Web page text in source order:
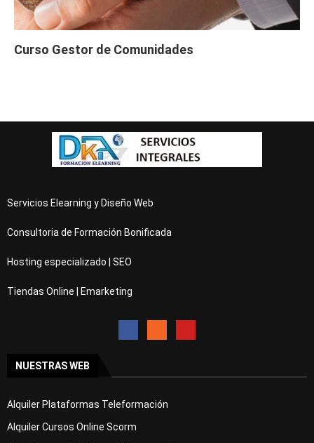
Curso Gestor de Comunidades
Servicios Elearning y Diseño Web
Consultoria de Formación Bonificada
Hosting especializado | SEO
Tiendas Online | Emarketing
NUESTRAS WEB
Alquiler Plataformas Teleformación
Alquiler Cursos Online Scorm